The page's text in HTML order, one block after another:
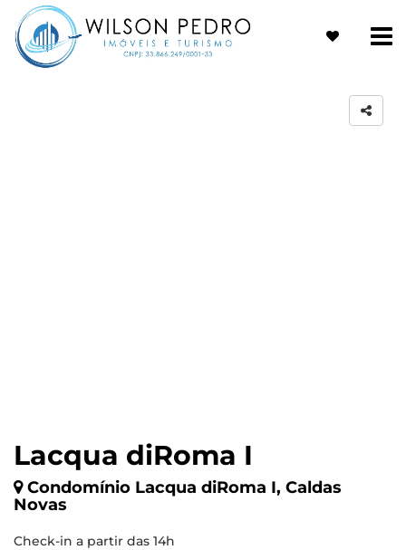
Lacqua diRoma I
Condomínio Lacqua diRoma I, Caldas
Novas
Check-in a partir das 14h